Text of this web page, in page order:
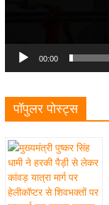
00:00
पॉपुलर पोस्ट्स